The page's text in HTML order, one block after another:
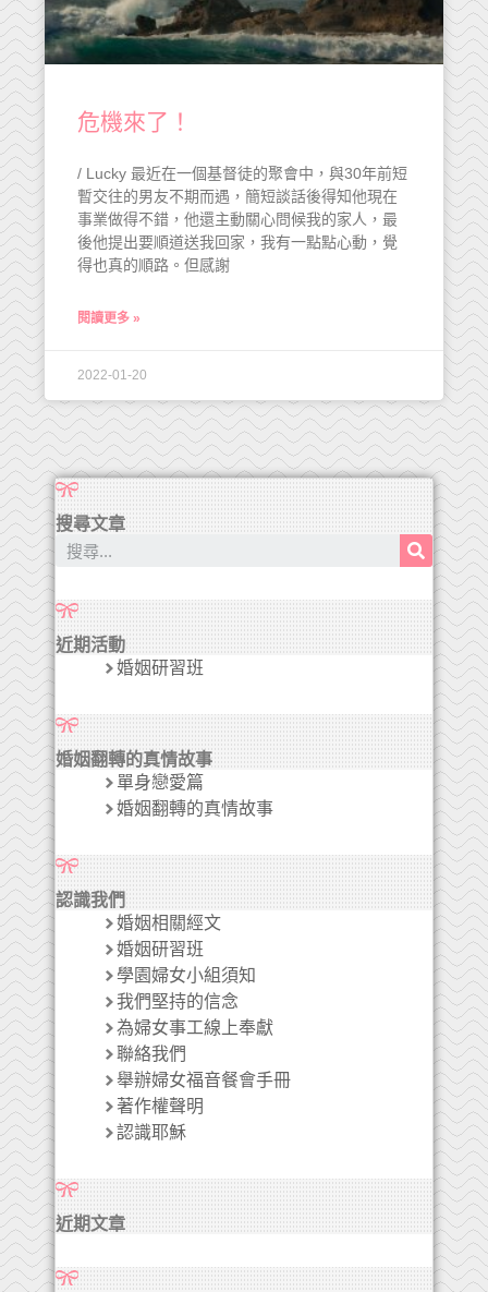
危機來了！
/ Lucky 最近在一個基督徒的聚會中，與30年前短
暫交往的男友不期而遇，簡短談話後得知他現在
事業做得不錯，他還主動關心問候我的家人，最
後他提出要順道送我回家，我有一點點心動，覺
得也真的順路。但感謝
閱讀更多 »
2022-01-20
搜尋文章
近期活動
婚姻研習班
婚姻翻轉的真情故事
單身戀愛篇
婚姻翻轉的真情故事
認識我們
婚姻相關經文
婚姻研習班
學園婦女小組須知
我們堅持的信念
為婦女事工線上奉獻
聯絡我們
舉辦婦女福音餐會手冊
著作權聲明
認識耶穌
近期文章